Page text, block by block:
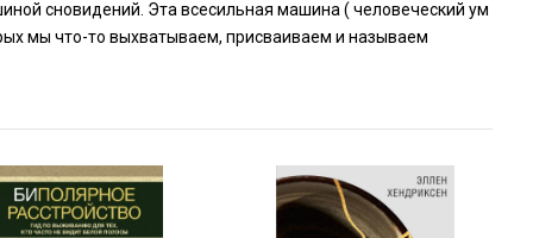
сновидений. Эта всесильная машина ( человеческий ум
мы что-то выхватываем, присваиваем и называем